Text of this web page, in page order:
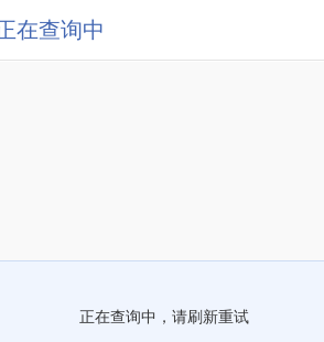
在查询中
正在查询中，请刷新重试